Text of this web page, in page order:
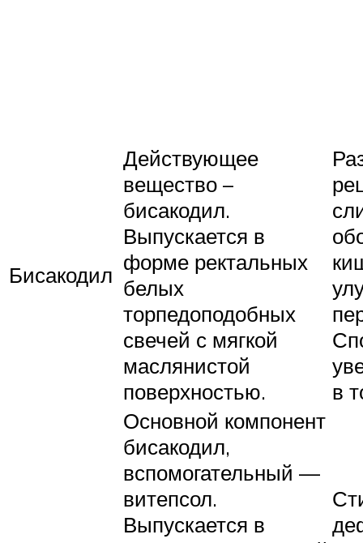
Бисакодил
Действующее
вещество –
бисакодил.
Выпускается в
форме ректальных
белых
торпедоподобных
свечей с мягкой
маслянистой
поверхностью.
в
Основной компонент
бисакодил,
вспомогательный —
витепсол.
Выпускается в